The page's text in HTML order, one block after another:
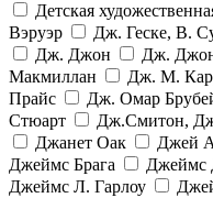
Детская
Вэруэр
Дж. Геске, В.
Дж. Джон
Дж.
Макмиллан
Дж. М.
Прайс
Дж. Омар
Стюарт
Дж.Смитон,
Джанет Оак
Джей
Джеймс Брага
Джеймс
Джеймс Л. Гарлоу